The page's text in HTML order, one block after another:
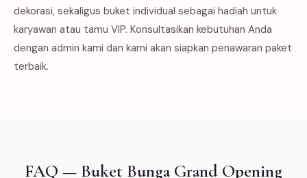
dekorasi, sekaligus buket individual sebagai hadiah untuk
karyawan atau tamu VIP. Konsultasikan kebutuhan Anda
dengan admin kami dan kami akan siapkan penawaran paket
terbaik.
FAQ — Buket Bunga Grand Opening